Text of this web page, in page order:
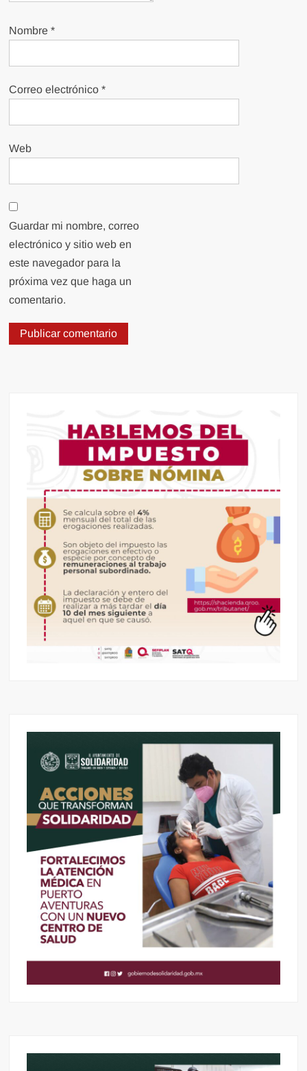
Nombre*
Correo electrónico*
Web
Guardar mi nombre, correo
electrónico y sitio web en
este navegador para la
próxima vez que haga un
comentario.